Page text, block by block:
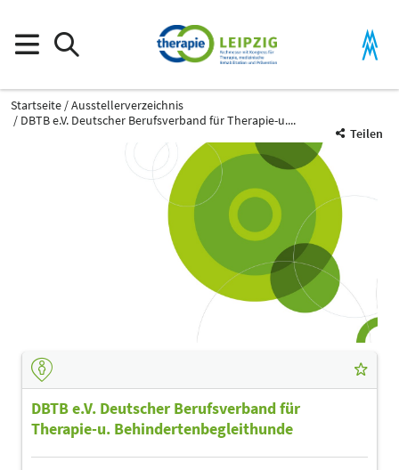
Startseite
Ausstellerverzeichnis
DBTB e.V. Deutscher Berufsverband für Therapie-u....
Teilen
DBTB e.V. Deutscher Berufsverband für
Therapie-u. Behindertenbegleithunde